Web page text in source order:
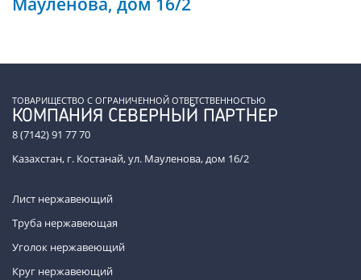
ТОВАРИЩЕСТВО С ОГРАНИЧЕННОЙ ОТВЕТСТВЕННОСТЬЮ
КОМПАНИЯ СЕВЕРНЫЙ ПАРТНЕР
8 (7142) 91 77 70
Казахстан, г. Костанай, ул. Мауленова, дом 16/2
Лист нержавеющий
Труба нержавеющая
Уголок нержавеющий
Круг нержавеющий